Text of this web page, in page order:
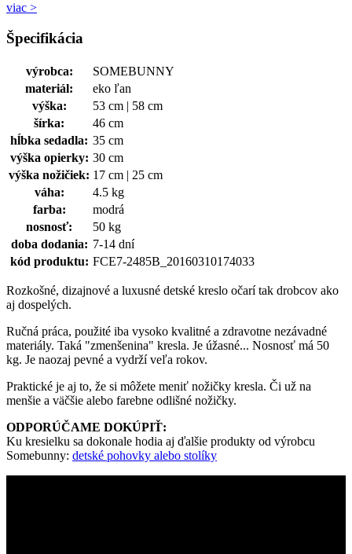
viac >
Špecifikácia
výrobca:
SOMEBUNNY
materiál:
eko ľan
výška:
53 cm | 58 cm
šírka:
46 cm
hĺbka sedadla: 35 cm
výška opierky: 30 cm
výška nožičiek: 17 cm | 25 cm
váha:
4.5 kg
farba:
modrá
nosnosť:
50 kg
doba dodania: 7-14 dní
kód produktu: FCE7-2485B_20160310174033
Rozkošné, dizajnové a luxusné detské kreslo očarí tak drobcov ako
aj dospelých.
Ručná práca, použité iba vysoko kvalitné a zdravotne nezávadné
materiály. Taká "zmenšenina" kresla. Je úžasné... Nosnosť má 50
kg. Je naozaj pevné a vydrží veľa rokov.
Praktické je aj to, že si môžete meniť nožičky kresla. Či už na
menšie a väčšie alebo farebne odlišné nožičky.
ODPORÚČAME DOKÚPIŤ:
Ku kresielku sa dokonale hodia aj ďalšie produkty od výrobcu
Somebunny: detské pohovky alebo stolíky